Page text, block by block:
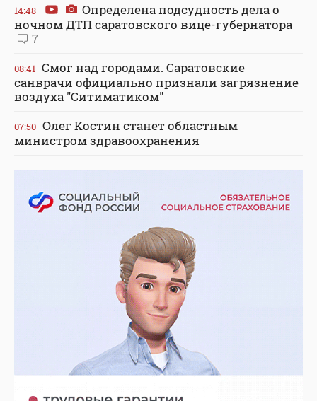
14:48
Определена подсудность дела о
ночном ДТП саратовского вице-губернатора
7
08:41 Смог над городами. Саратовские
санврачи официально признали загрязнение
воздуха "Ситиматиком"
07:50 Олег Костин станет областным
министром здравоохранения